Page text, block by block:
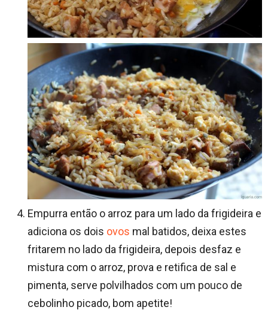
Empurra então o arroz para um lado da frigideira e
adiciona os dois ovos mal batidos, deixa estes
fritarem no lado da frigideira, depois desfaz e
mistura com o arroz, prova e retifica de sal e
pimenta, serve polvilhados com um pouco de
cebolinho picado, bom apetite!